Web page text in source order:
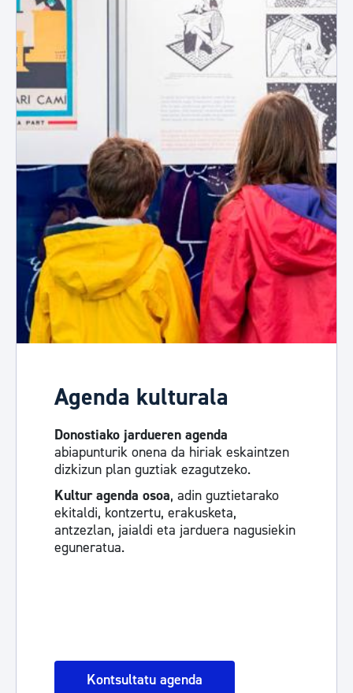
Agenda kulturala
Donostiako jardueren agenda
abiapunturik onena da hiriak eskaintzen
dizkizun plan guztiak ezagutzeko.
Kultur agenda osoa, adin guztietarako
ekitaldi, kontzertu, erakusketa,
antzezlan, jaialdi eta jarduera nagusiekin
eguneratua.
Kontsultatu agenda